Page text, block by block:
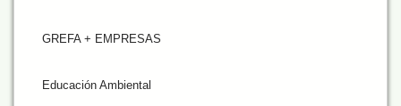
GREFA + EMPRESAS
Educación Ambiental